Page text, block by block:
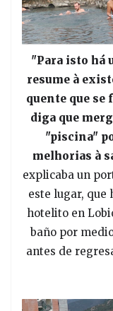
"Para isto há
resume à
quente que se
diga que
"piscina"
melhorias à
explicaba un
este lugar, que
hotelito en
baño por
antes de